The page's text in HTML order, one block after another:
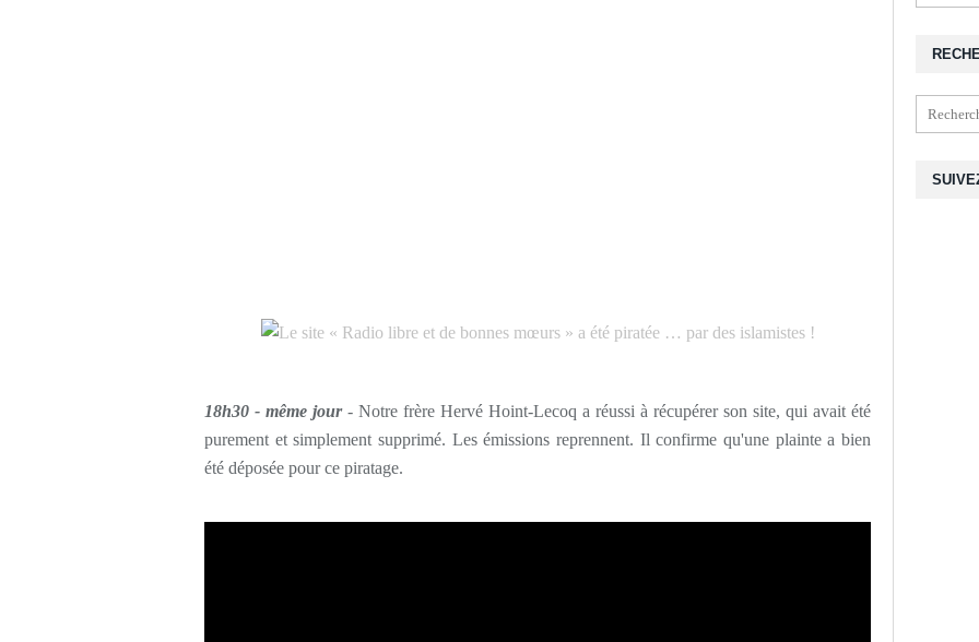
18h30 - même jour- Notre frère Hervé Hoint-Lecoq a réussi à récupérer son site, qui avait été
purement et simplement supprimé. Les émissions reprennent. Il confirme qu'une plainte a bien
été déposée pour ce piratage.